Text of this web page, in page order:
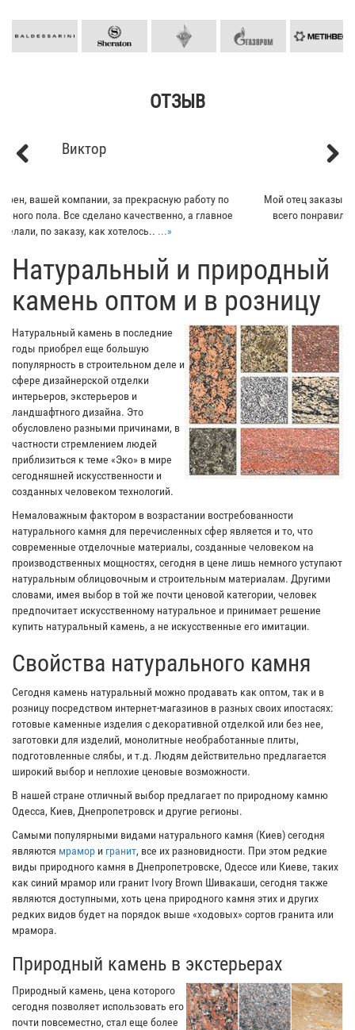
ОТЗЫВ
Мой отец заказывал плитку из гранита для своего дома. Больше
всего понравилось - индивидуальный подход к клиенту. Отец
остался очень доволен...
​Натуральный и природный
камень оптом и в розницу
Натуральный камень в последние
годы приобрел еще большую
популярность в строительном деле и
сфере дизайнерской отделки
интерьеров, экстерьеров и
ландшафтного дизайна. Это
обусловлено разными причинами, в
частности стремлением людей
приблизиться к теме «Эко» в мире
сегодняшней искусственности и
созданных человеком технологий.
Немаловажным фактором в возрастании востребованности
натурального камня для перечисленных сфер является и то, что
современные отделочные материалы, созданные человеком на
производственных мощностях, сегодня в цене лишь немного уступают
натуральным облицовочным и строительным материалам. Другими
словами, имея выбор в той же почти ценовой категории, человек
предпочитает искусственному натуральное и принимает решение
купить натуральный камень, а не искусственные его имитации.
Свойства натурального камня
Сегодня камень натуральный можно продавать как оптом, так и в
розницу посредством интернет-магазинов в разных своих ипостасях:
готовые каменные изделия с декоративной отделкой или без нее,
заготовки для изделий, монолитные необработанные плиты,
подготовленные слябы, и т.д. Людям действительно предлагается
широкий выбор и неплохие ценовые возможности.
В нашей стране отличный выбор предлагает по природному камню
Одесса, Киев, Днепропетровск и другие регионы.
Самыми популярными видами натурального камня (Киев) сегодня
являются мрамор и гранит, все их разновидности. При этом редкие
виды природного камня в Днепропетровске, Одессе или Киеве, таких
как синий мрамор или гранит Ivory Brown Шивакаши, сегодня также
являются доступными, хоть цена природного камня этих и других
редких видов будет на порядок выше «ходовых» сортов гранита или
мрамора.
Природный камень в экстерьерах
Природный камень, цена которого
сегодня позволяет использовать его
почти повсеместно, стал еще более